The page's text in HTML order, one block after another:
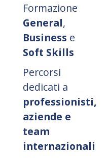
Formazione
General,
Business e
Soft Skills
Percorsi
dedicati a
professionisti,
aziende e
team
internazionali